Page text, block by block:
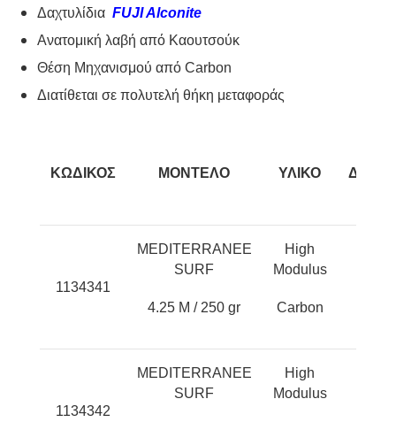
Δαχτυλίδια FUJI Alconite
Ανατομική λαβή από Καουτσούκ
Θέση Mηχανισμού από Carbon
Διατίθεται σε πολυτελή θήκη μεταφοράς
ΚΩΔΙΚΟΣ ΜΟΝΤΕΛΟ ΥΛΙΚΟ
1134341
MEDITERRANEE
SURF
4.25 M / 250 gr
High
Modulus
Carbon
1134342
MEDITERRANEE
SURF
High
Modulus